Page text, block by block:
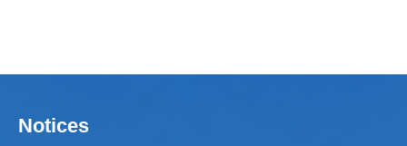
Notices